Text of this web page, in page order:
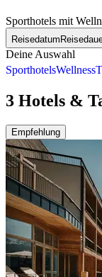
Sporthotels mit
Reisedatum
Deine Auswahl
SporthotelsWellness
3 Hotels &
Empfehlung